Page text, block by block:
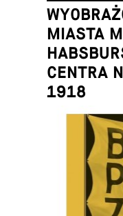
MIASTA
CENTRA
1918
Łukasz